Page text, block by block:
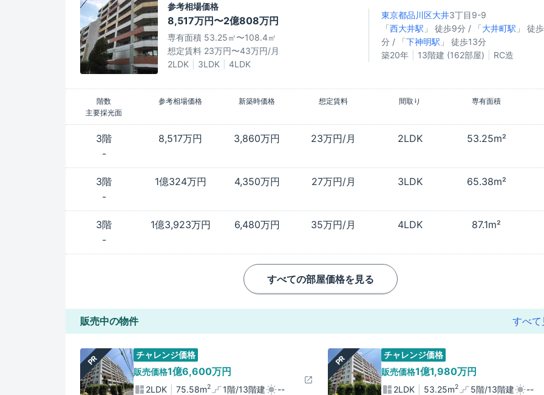
参考相場価格
8,517万円〜2億808万円
専有面積 53.25㎡〜108.4㎡
想定賃料 23万円〜43万円/月
2LDK
3LDK 4LDK
東京都品川区大井3丁目9-9
「西大井駅 」 徒歩9分 / 「大井町駅 」 徒
分 / 「下神明駅 」 徒歩13分
築20年
13階建 (162部屋) RC造
階数 参考相場価格 新築時価格 想定賃料 間取り
専有面積
主要採光面
3階 8,517万円 3,860万円 23万円/月 2LDK
53.25m²
-
3階 1億324万円 4,350万円 27万円/月 3LDK
65.38m²
-
3階 1億3,923万円 6,480万円 35万円/月 4LDK
87.1m²
-
すべての部屋価格を見る
販売中の物件 すべて
PR
チャレンジ価格
販売価格1億6,600万円
2LDK 75.58m2 1階/13階建
--
PR
チャレンジ価格
販売価格1億1,980万円
2LDK 53.25m2 5階/13階建
--